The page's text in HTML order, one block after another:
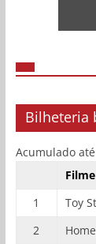
Bilheteria
Acumulado
Filme
1
Toy
2